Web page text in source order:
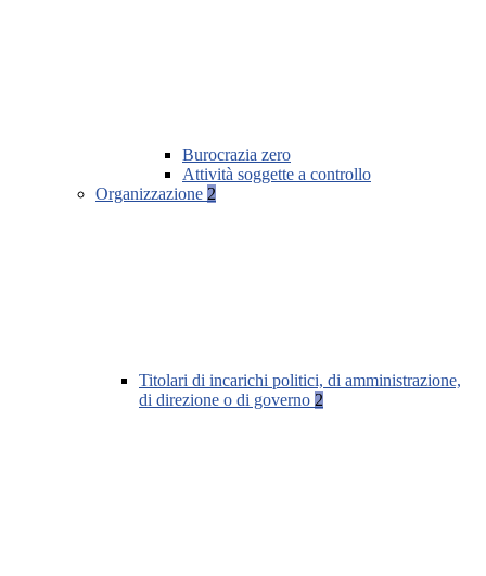
Burocrazia zero
Attività soggette a controllo
Organizzazione 2
Titolari di incarichi politici, di amministrazione,
di direzione o di governo 2